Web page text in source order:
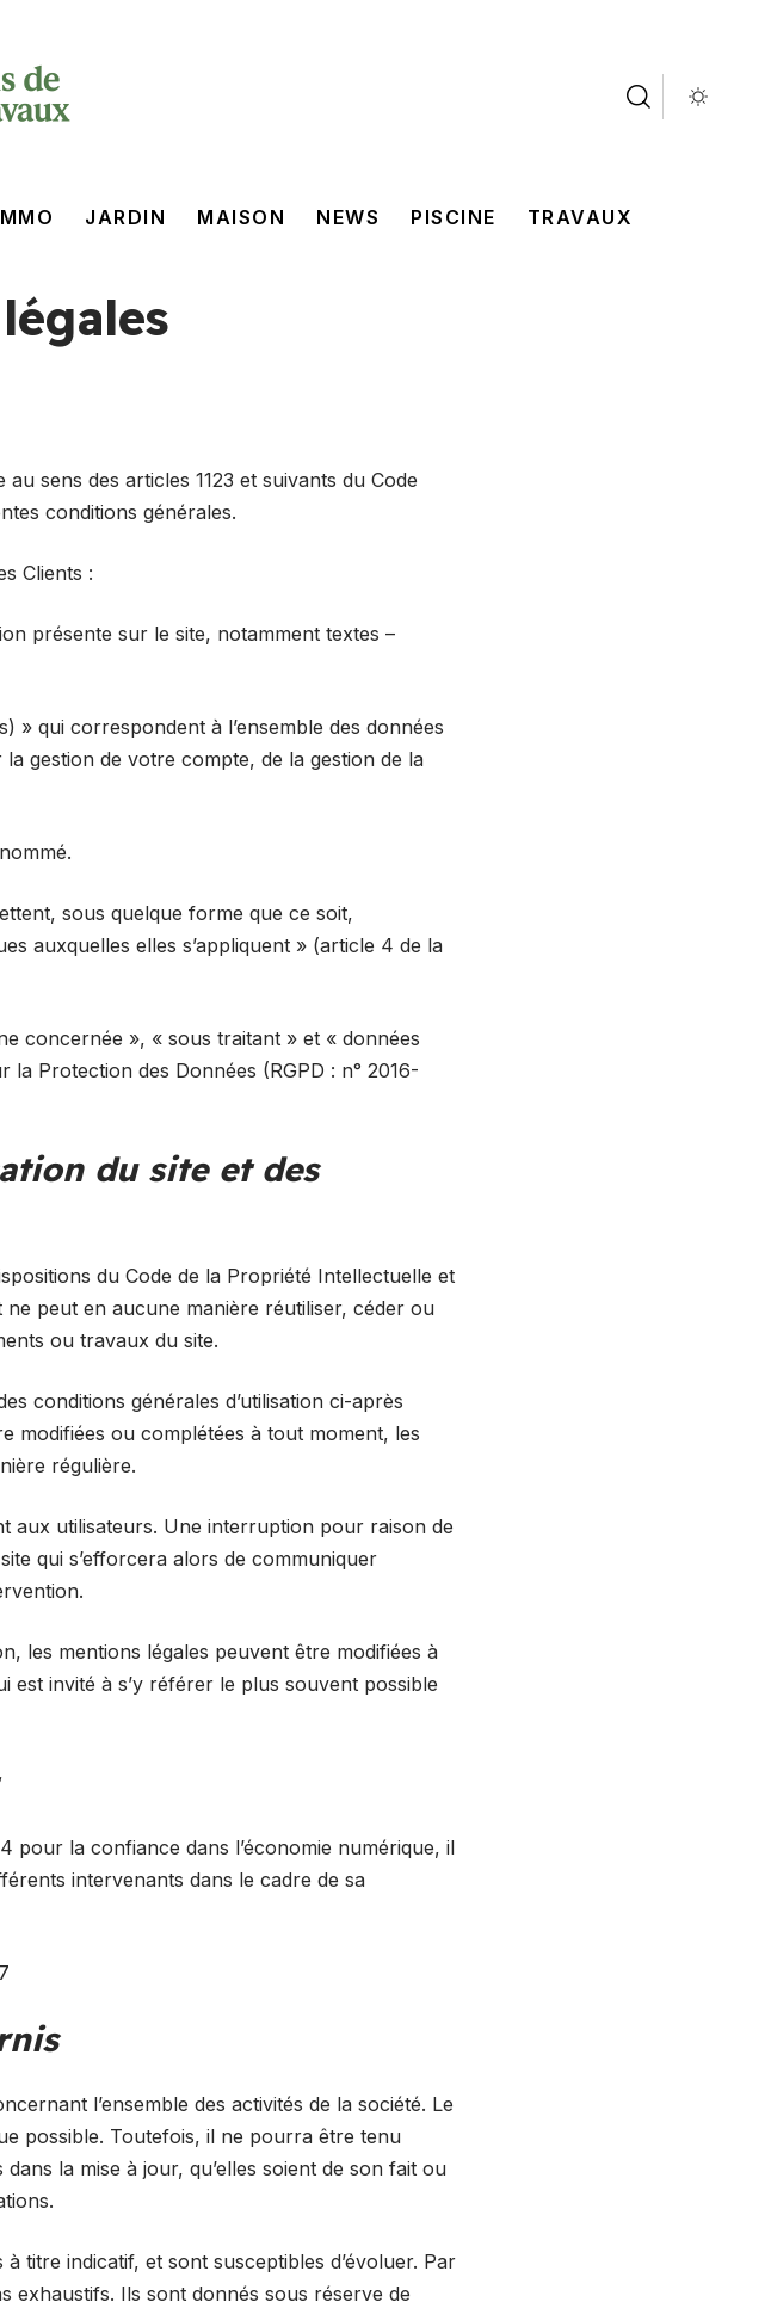
JARDIN MAISON NEWS PISCINE TRAVAUX
sens des articles 1123 et suivants du Code
conditions générales.
Clients :
présente sur le site, notamment textes –
» qui correspondent à l’ensemble des données
gestion de votre compte, de la gestion de la
sous quelque forme que ce soit,
auxquelles elles s’appliquent » (article 4 de la
concernée », « sous traitant » et « données
la Protection des Données (RGPD : n° 2016-
du site et des
du Code de la Propriété Intellectuelle et
peut en aucune manière réutiliser, céder ou
ou travaux du site.
conditions générales d’utilisation ci-après
modifiées ou complétées à tout moment, les
régulière.
aux utilisateurs. Une interruption pour raison de
qui s’efforcera alors de communiquer
les mentions légales peuvent être modifiées à
est invité à s’y référer le plus souvent possible
pour la confiance dans l’économie numérique, il
intervenants dans le cadre de sa
l’ensemble des activités de la société. Le
possible. Toutefois, il ne pourra être tenu
la mise à jour, qu’elles soient de son fait ou
titre indicatif, et sont susceptibles d’évoluer. Par
exhaustifs. Ils sont donnés sous réserve de